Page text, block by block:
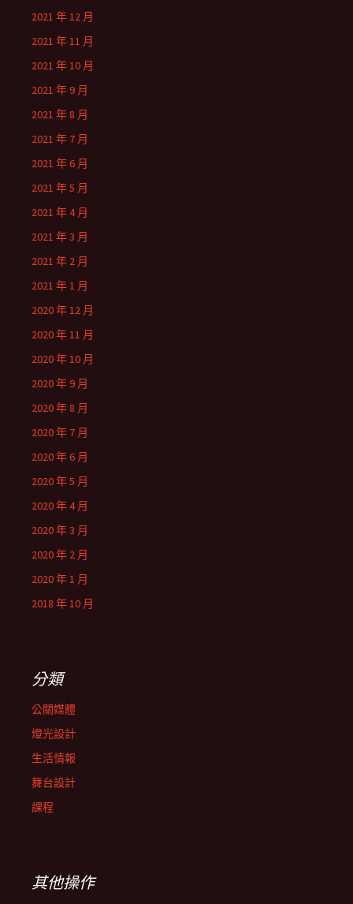
2021 年 12 月
2021 年 11 月
2021 年 10 月
2021 年 9 月
2021 年 8 月
2021 年 7 月
2021 年 6 月
2021 年 5 月
2021 年 4 月
2021 年 3 月
2021 年 2 月
2021 年 1 月
2020 年 12 月
2020 年 11 月
2020 年 10 月
2020 年 9 月
2020 年 8 月
2020 年 7 月
2020 年 6 月
2020 年 5 月
2020 年 4 月
2020 年 3 月
2020 年 2 月
2020 年 1 月
2018 年 10 月
分類
公關媒體
燈光設計
生活情報
舞台設計
課程
其他操作